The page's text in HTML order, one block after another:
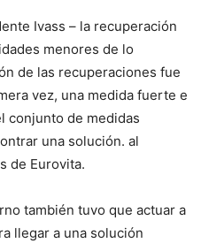
Ivass – la recuperación
menores de lo
de las recuperaciones fue
vez, una medida fuerte e
conjunto de medidas
una solución. al
de Eurovita.
también tuvo que actuar a
llegar a una solución